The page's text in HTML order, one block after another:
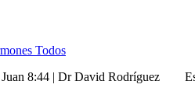
Todos
Juan 8:44 | Dr David Rodríguez